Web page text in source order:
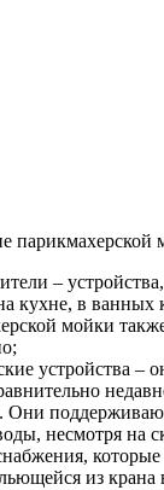
парикмахерской
–
кухне, в ванных
мойки
устройства –
Они
несмотря на
из крана